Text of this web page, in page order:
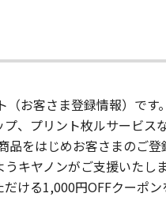
お客さま登録情報）で
、プリント枚ルサービス
をはじめお客さまのご
キヤノンがご支援いたし
ける1,000円OFFクーポン